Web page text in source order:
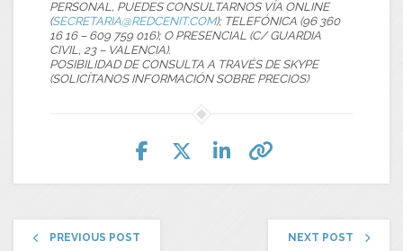
PERSONAL, PUEDES CONSULTARNOS VÍA ONLINE
(SECRETARIA@REDCENIT.COM); TELEFÓNICA (96 360
16 16 – 609 759 016); O PRESENCIAL (C/ GUARDIA
CIVIL, 23 – VALENCIA).
POSIBILIDAD DE CONSULTA A TRAVÉS DE SKYPE
(SOLICÍTANOS INFORMACIÓN SOBRE PRECIOS)
PREVIOUS POST NEXT POST